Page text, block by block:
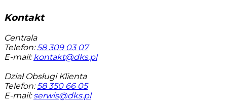
Kontakt
Centrala
Telefon: 58 309 03 07
E-mail: kontakt@dks.pl
Dział Obsługi Klienta
Telefon: 58 350 66 05
E-mail: serwis@dks.pl